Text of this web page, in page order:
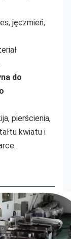
jęczmień,
do
pierścienia,
kwiatu i